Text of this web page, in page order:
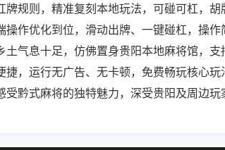
牌规则，精准复刻本地玩法，可碰可杠，
操作优化到位，滑动出牌、一键碰杠，操
土气息十足，仿佛置身贵阳本地麻将馆，
捷，运行无广告、无卡顿，免费畅玩核心
黔式麻将的独特魅力，深受贵阳及周边玩